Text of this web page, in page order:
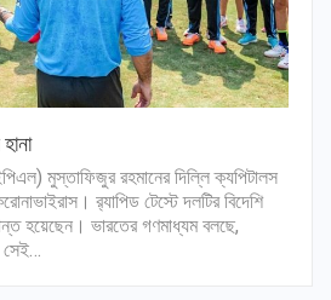
মুস্তাফিজুর রহমানের দিল্লি ক্যপিটালস
র‍্যাপিড টেস্টে দলটির বিদেশি
হয়েছেন। ভারতের গণমাধ্যম বলছে,